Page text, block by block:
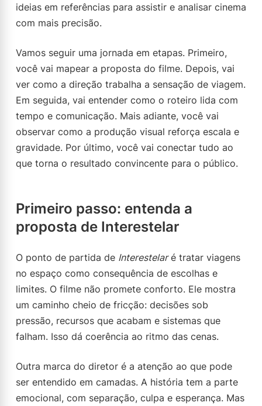
ideias em referências para assistir e analisar cinema
com mais precisão.
Vamos seguir uma jornada em etapas. Primeiro,
você vai mapear a proposta do filme. Depois, vai
ver como a direção trabalha a sensação de viagem.
Em seguida, vai entender como o roteiro lida com
tempo e comunicação. Mais adiante, você vai
observar como a produção visual reforça escala e
gravidade. Por último, você vai conectar tudo ao
que torna o resultado convincente para o público.
Primeiro passo: entenda a
proposta de Interestelar
O ponto de partida de Interestelaré tratar viagens
no espaço como consequência de escolhas e
limites. O filme não promete conforto. Ele mostra
um caminho cheio de fricção: decisões sob
pressão, recursos que acabam e sistemas que
falham. Isso dá coerência ao ritmo das cenas.
Outra marca do diretor é a atenção ao que pode
ser entendido em camadas. A história tem a parte
emocional, com separação, culpa e esperança. Mas